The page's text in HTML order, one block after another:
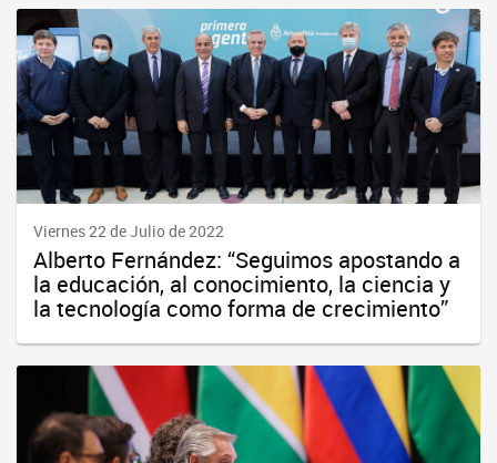
Viernes 22 de Julio de 2022
Alberto Fernández: “Seguimos apostando a
la educación, al conocimiento, la ciencia y
la tecnología como forma de crecimiento”